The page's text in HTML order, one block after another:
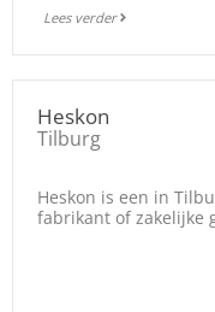
Lees verder
Heskon
Tilburg
Heskon is een in
fabrikant of zakelijke